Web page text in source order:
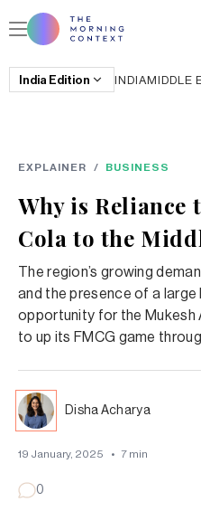
India Edition INDIAMIDDLE
EXPLAINER / BUSINESS
Why is Reliance
Cola to the
The region’s growing
and the presence of a large
opportunity for the Mukesh
to up its FMCG game
Disha Acharya
19 January, 2025 • 7 min
0